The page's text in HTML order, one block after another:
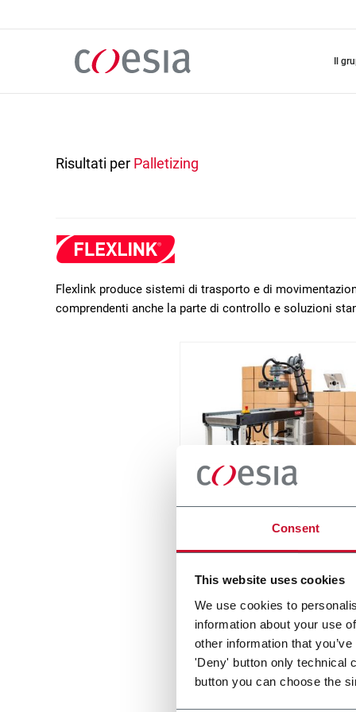
Consent
This website uses cookies
We use cookies to
information about your use
other information that
'Deny' button only technical
button you can choose the
il
Risultati per Palletizing
Flexlink produce sistemi di trasporto e di
comprendenti anche la parte di controllo e soluzioni
New collaborative
palletizer with unmatched
layer.
Scopri di più